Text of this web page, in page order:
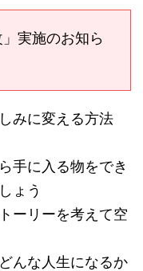
実施のお知ら
みに変える方法
手に入る物をでき
ょう
ーリーを考えて空
んな人生になるか